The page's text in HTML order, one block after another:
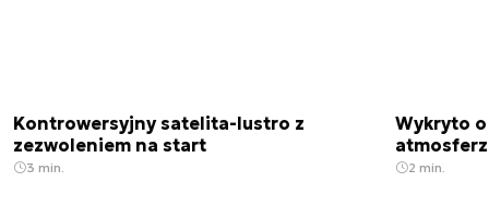
Kontrowersyjny satelita-lustro z
zezwoleniem na start
3 min.
Wykryto
2 min.